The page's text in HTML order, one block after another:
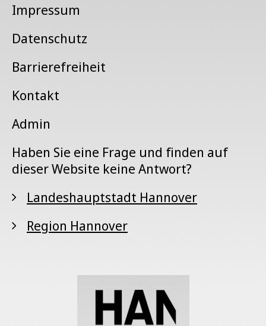
Impressum
Datenschutz
Barrierefreiheit
Kontakt
Admin
Haben Sie eine Frage und finden auf
dieser Website keine Antwort?
Landeshauptstadt Hannover
Region Hannover